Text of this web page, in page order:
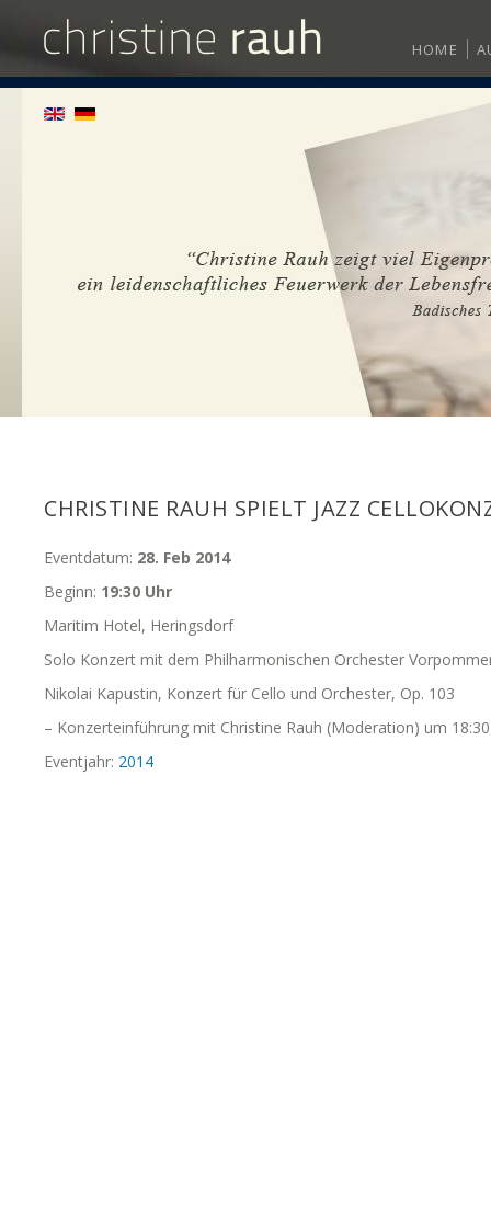
HOME
CHRISTINE RAUH SPIELT JAZZ
Eventdatum: 28. Feb 2014
Beginn: 19:30 Uhr
Maritim Hotel, Heringsdorf
Solo Konzert mit dem Philharmonischen Orchester
Nikolai Kapustin, Konzert für Cello und Orchester, Op. 103
– Konzerteinführung mit Christine Rauh (Moderation) um
Eventjahr: 2014